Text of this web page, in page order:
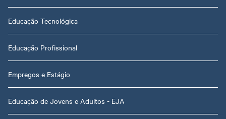
Educação Tecnológica
Educação Profissional
Empregos e Estágio
Educação de Jovens e Adultos - EJA